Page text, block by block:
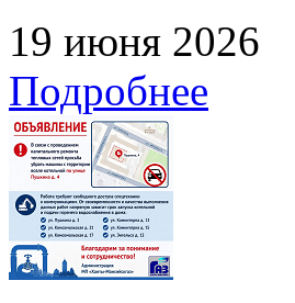
19 июня 2026
Подробнее